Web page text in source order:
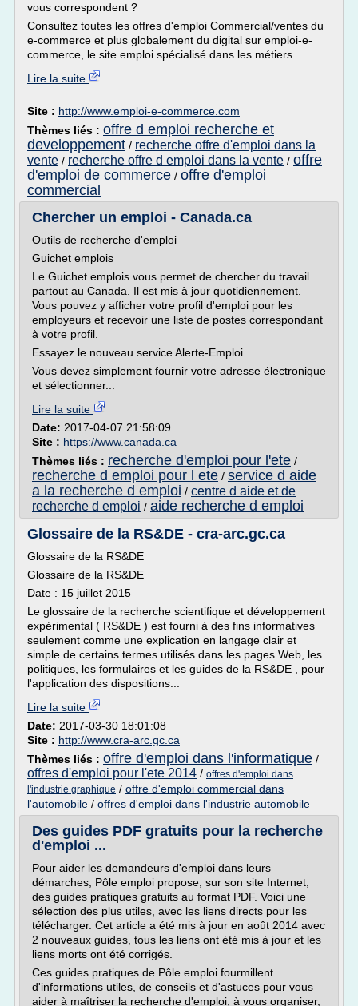
vous correspondent ?
Consultez toutes les offres d'emploi Commercial/ventes du
e-commerce et plus globalement du digital sur emploi-e-
commerce, le site emploi spécialisé dans les métiers...
Lire la suite
Site : http://www.emploi-e-commerce.com
Thèmes liés : offre d emploi recherche et
developpement / recherche offre d'emploi dans la
vente / recherche offre d emploi dans la vente / offre
d'emploi de commerce / offre d'emploi
commercial
Chercher un emploi - Canada.ca
Outils de recherche d'emploi
Guichet emplois
Le Guichet emplois vous permet de chercher du travail
partout au Canada. Il est mis à jour quotidiennement.
Vous pouvez y afficher votre profil d'emploi pour les
employeurs et recevoir une liste de postes correspondant
à votre profil.
Essayez le nouveau service Alerte-Emploi.
Vous devez simplement fournir votre adresse électronique
et sélectionner...
Lire la suite
Date: 2017-04-07 21:58:09
Site : https://www.canada.ca
Thèmes liés : recherche d'emploi pour l'ete /
recherche d emploi pour l ete / service d aide
a la recherche d emploi / centre d aide et de
recherche d emploi / aide recherche d emploi
Glossaire de la RS&DE - cra-arc.gc.ca
Glossaire de la RS&DE
Glossaire de la RS&DE
Date : 15 juillet 2015
Le glossaire de la recherche scientifique et développement
expérimental ( RS&DE ) est fourni à des fins informatives
seulement comme une explication en langage clair et
simple de certains termes utilisés dans les pages Web, les
politiques, les formulaires et les guides de la RS&DE , pour
l'application des dispositions...
Lire la suite
Date: 2017-03-30 18:01:08
Site : http://www.cra-arc.gc.ca
Thèmes liés : offre d'emploi dans l'informatique /
offres d'emploi pour l'ete 2014 / offres d'emploi dans
l'industrie graphique / offre d'emploi commercial dans
l'automobile / offres d'emploi dans l'industrie automobile
Des guides PDF gratuits pour la recherche
d'emploi ...
Pour aider les demandeurs d'emploi dans leurs
démarches, Pôle emploi propose, sur son site Internet,
des guides pratiques gratuits au format PDF. Voici une
sélection des plus utiles, avec les liens directs pour les
télécharger. Cet article a été mis à jour en août 2014 avec
2 nouveaux guides, tous les liens ont été mis à jour et les
liens morts ont été corrigés.
Ces guides pratiques de Pôle emploi fourmillent
d'informations utiles, de conseils et d'astuces pour vous
aider à maîtriser la recherche d'emploi, à vous organiser,